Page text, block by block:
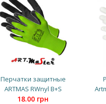
Перчатки защитные
ARTMAS RWnyl B+S
18.00 грн